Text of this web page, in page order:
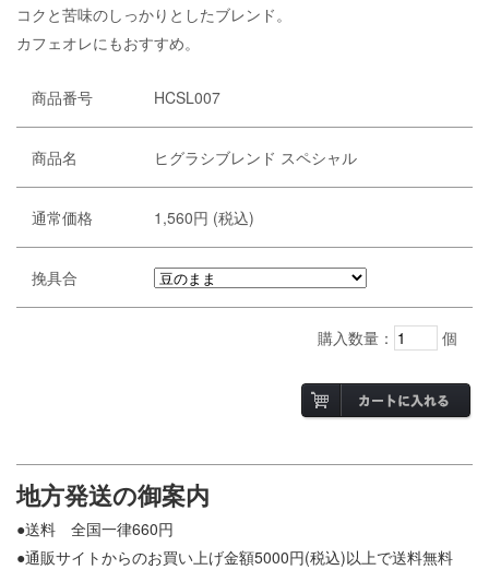
コクと苦味のしっかりとしたブレンド。
カフェオレにもおすすめ。
商品番号 HCSL007
商品名 ヒグラシブレンド スペシャル
通常価格 1,560円 (税込)
挽具合
購入数量： 個
地方発送の御案内
●送料 全国一律660円
●通販サイトからのお買い上げ金額5000円(税込)以上で送料無料